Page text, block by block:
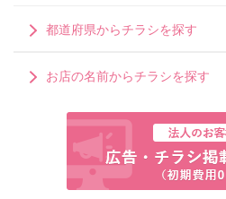
都道府県からチラシを探す
お店の名前からチラシを探す